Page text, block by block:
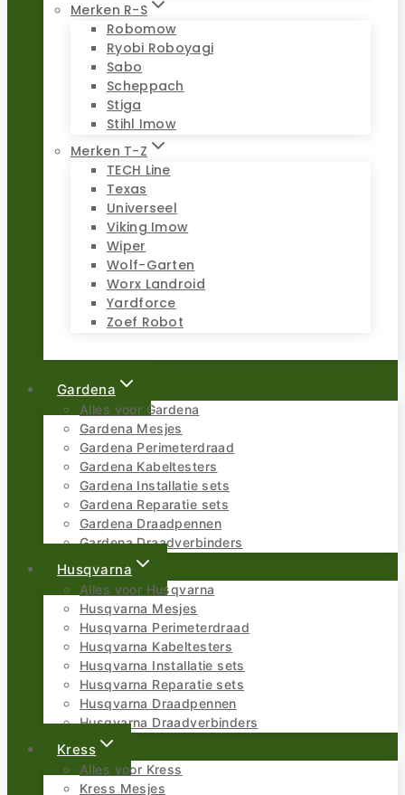
Merken R-S
Robomow
Ryobi Roboyagi
Sabo
Scheppach
Stiga
Stihl Imow
Merken T-Z
TECH Line
Texas
Universeel
Viking Imow
Wiper
Wolf-Garten
Worx Landroid
Yardforce
Zoef Robot
Gardena
Alles voor Gardena
Gardena Mesjes
Gardena Perimeterdraad
Gardena Kabeltesters
Gardena Installatie sets
Gardena Reparatie sets
Gardena Draadpennen
Gardena Draadverbinders
Husqvarna
Alles voor Husqvarna
Husqvarna Mesjes
Husqvarna Perimeterdraad
Husqvarna Kabeltesters
Husqvarna Installatie sets
Husqvarna Reparatie sets
Husqvarna Draadpennen
Husqvarna Draadverbinders
Kress
Alles voor Kress
Kress Mesjes